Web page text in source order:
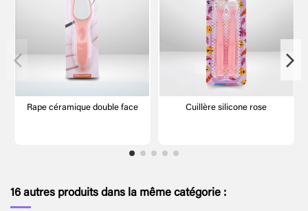
Rape céramique double face Cuillère silicone rose
16 autres produits dans la même catégorie :